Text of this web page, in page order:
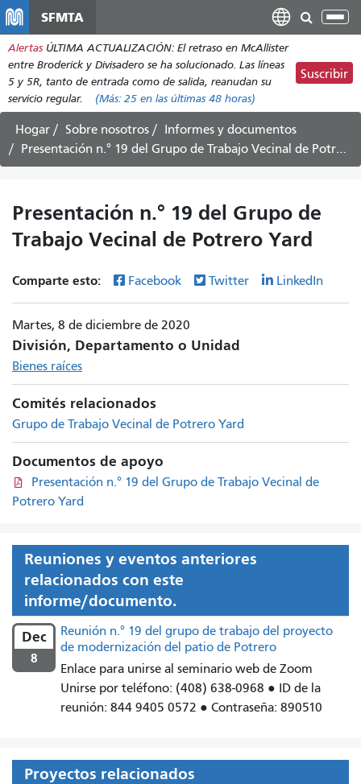
contenido
principal
SFMTA
Alertas ÚLTIMA ACTUALIZACIÓN: El retraso en McAllister
entre Broderick y Divisadero se ha solucionado. Las líneas
5 y 5R, tanto de entrada como de salida, reanudan su
servicio regular.
(Más: 25 en las últimas 48 horas)
Suscribir
Hogar Sobre nosotros
Informes y documentos
Presentación n.° 19 del Grupo de Trabajo Vecinal de Potrero Yard
Presentación n.° 19 del Grupo de
Trabajo Vecinal de Potrero Yard
Comparte esto: Facebook Twitter LinkedIn
Martes, 8 de diciembre de 2020
División, Departamento o Unidad
Bienes raíces
Comités relacionados
Grupo de Trabajo Vecinal de Potrero Yard
Documentos de apoyo
Presentación n.° 19 del Grupo de Trabajo Vecinal de
Potrero Yard
Reuniones y eventos anteriores
relacionados con este
informe/documento.
Dec
8
Reunión n.° 19 del grupo de trabajo del proyecto
de modernización del patio de Potrero
Enlace para unirse al seminario web de Zoom
Unirse por teléfono: (408) 638-0968 ● ID de la
reunión: 844 9405 0572 ● Contraseña: 890510
Proyectos relacionados